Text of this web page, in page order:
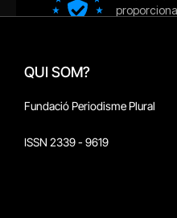
QUI SOM?
Fundació Periodisme Plural
ISSN 2339 - 9619